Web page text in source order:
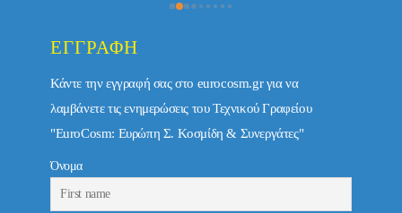
ΕΓΓΡΑΦΉ
Κάντε την εγγραφή σας στο eurocosm.gr για να
λαμβάνετε τις ενημερώσεις του Τεχνικού Γραφείου
"EuroCosm: Ευρώπη Σ. Κοσμίδη & Συνεργάτες"
Όνομα